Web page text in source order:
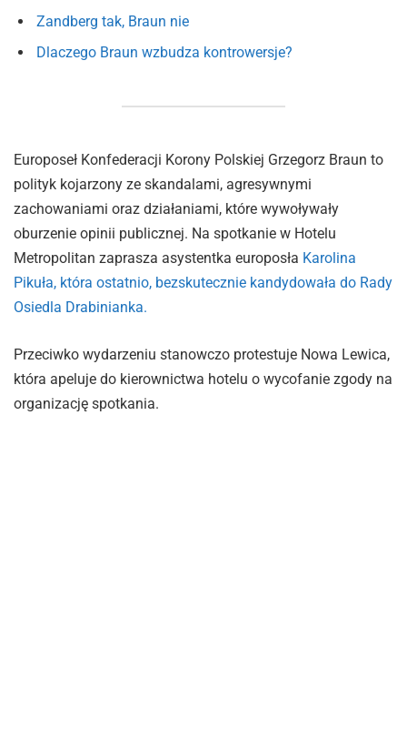
Zandberg tak, Braun nie
Dlaczego Braun wzbudza kontrowersje?
Europoseł Konfederacji Korony Polskiej Grzegorz Braun to
polityk kojarzony ze skandalami, agresywnymi
zachowaniami oraz działaniami, które wywoływały
oburzenie opinii publicznej. Na spotkanie w Hotelu
Metropolitan zaprasza asystentka europosła Karolina
Pikuła, która ostatnio, bezskutecznie kandydowała do Rady
Osiedla Drabinianka.
Przeciwko wydarzeniu stanowczo protestuje Nowa Lewica,
która apeluje do kierownictwa hotelu o wycofanie zgody na
organizację spotkania.